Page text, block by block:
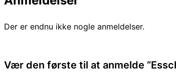
Der er endnu ikke nogle anmeldelser.
Vær den første til at anmelde